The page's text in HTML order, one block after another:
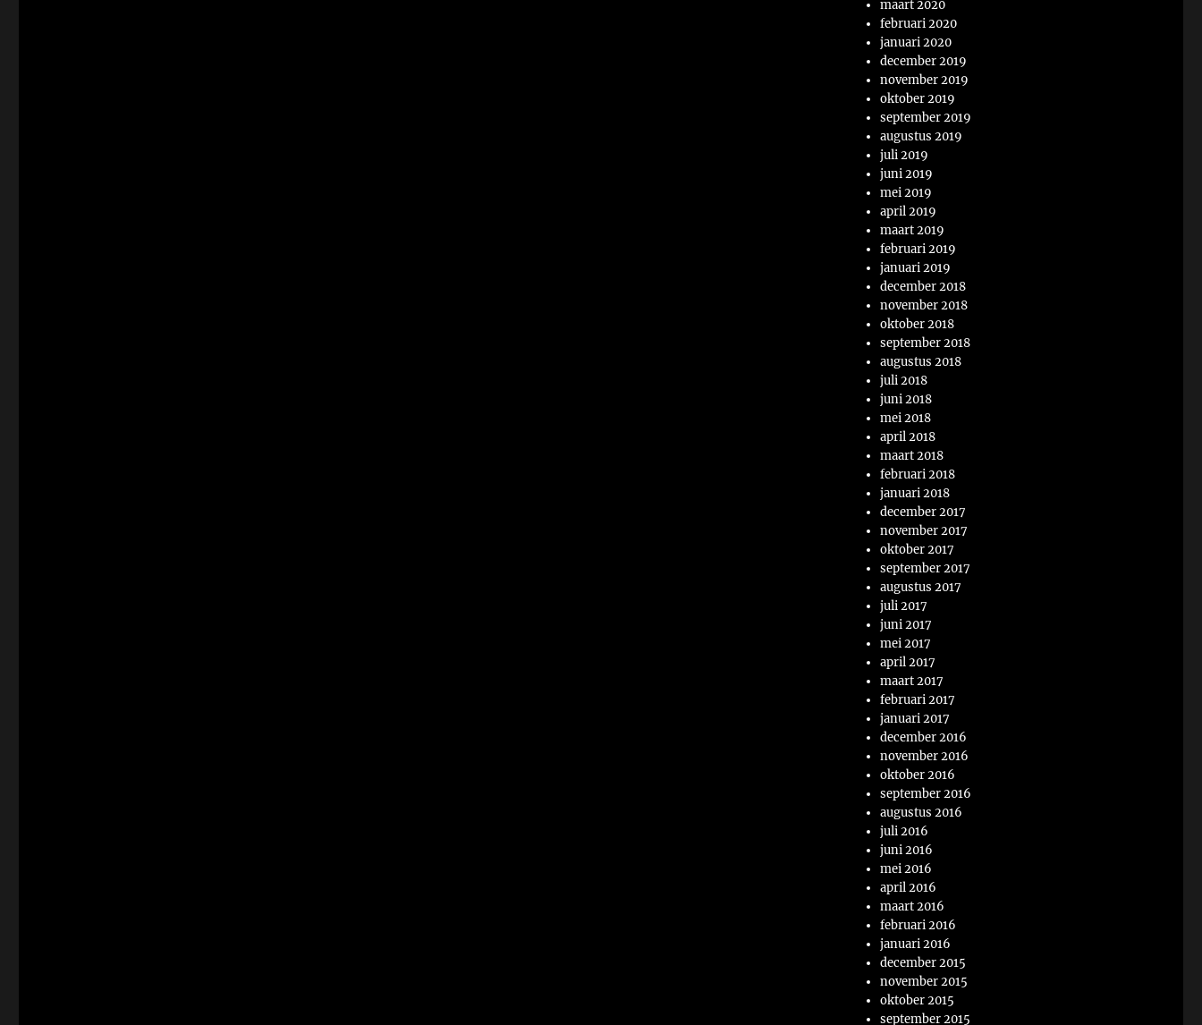
maart 2020
februari 2020
januari 2020
december 2019
november 2019
oktober 2019
september 2019
augustus 2019
juli 2019
juni 2019
mei 2019
april 2019
maart 2019
februari 2019
januari 2019
december 2018
november 2018
oktober 2018
september 2018
augustus 2018
juli 2018
juni 2018
mei 2018
april 2018
maart 2018
februari 2018
januari 2018
december 2017
november 2017
oktober 2017
september 2017
augustus 2017
juli 2017
juni 2017
mei 2017
april 2017
maart 2017
februari 2017
januari 2017
december 2016
november 2016
oktober 2016
september 2016
augustus 2016
juli 2016
juni 2016
mei 2016
april 2016
maart 2016
februari 2016
januari 2016
december 2015
november 2015
oktober 2015
september 2015